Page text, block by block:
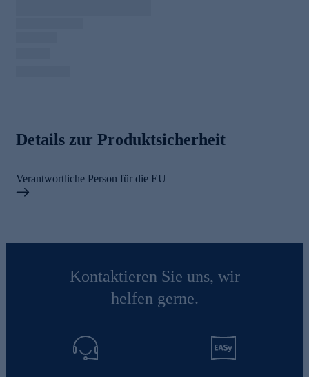
Details zur Produktsicherheit
Verantwortliche Person für die EU
Kontaktieren Sie uns, wir
helfen gerne.